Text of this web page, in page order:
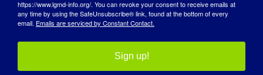
Поделитесь этой историей,
выберите свою платформу!
Facebook
X RedditLinkedInWhatsApp
TumblrPinterest
Vk Синь
https://www.lgmd-info.org/. You can revoke your consent to receive emails at
any time by using the SafeUnsubscribe® link, found at the bottom of every
email. Emails are serviced by Constant Contact.
Sign up!